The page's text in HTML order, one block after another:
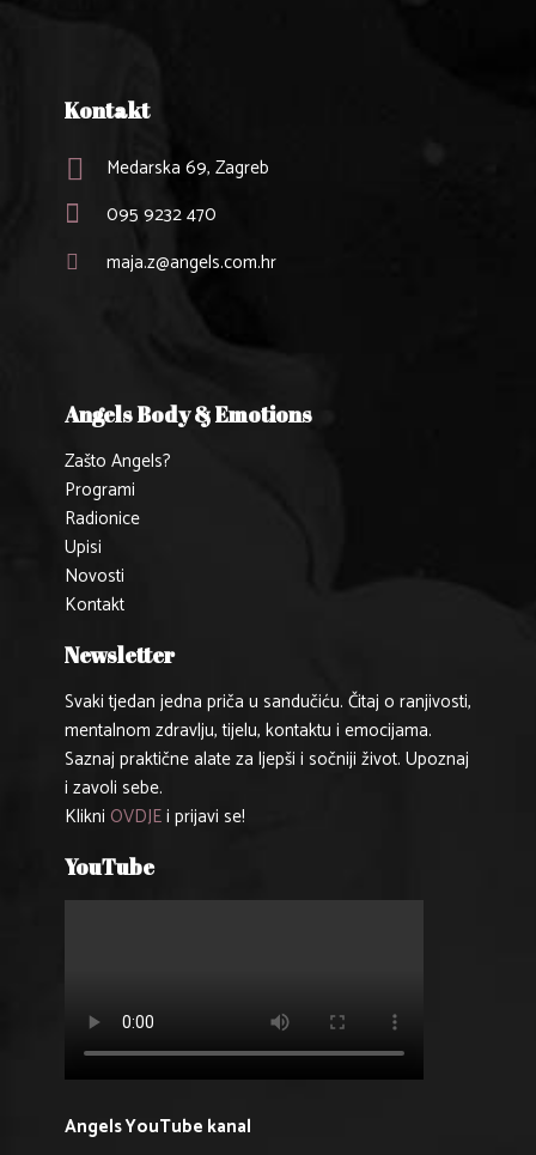
Kontakt
Medarska 69, Zagreb
095 9232 470
maja.z@angels.com.hr
Angels Body & Emotions
Zašto Angels?
Programi
Radionice
Upisi
Novosti
Kontakt
Newsletter
Svaki tjedan jedna priča u sandučiću. Čitaj o ranjivosti,
mentalnom zdravlju, tijelu, kontaktu i emocijama.
Saznaj praktične alate za ljepši i sočniji život. Upoznaj
i zavoli sebe.
Klikni OVDJEi prijavi se!
YouTube
Angels YouTube kanal